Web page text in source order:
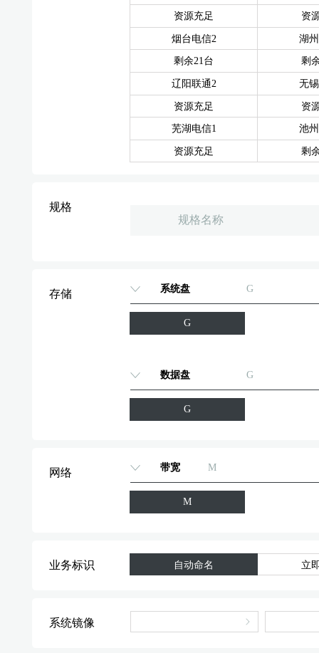
资源充足
资
烟台电信2
剩余21台
湖
剩
辽阳联通2
资源充足
无
资
芜湖电信1
资源充足
池
剩
规格
规格名称
存储 系统盘 G
G
数据盘 G
G
网络 带宽 M
M
业务标识 自动命名 立
系统镜像